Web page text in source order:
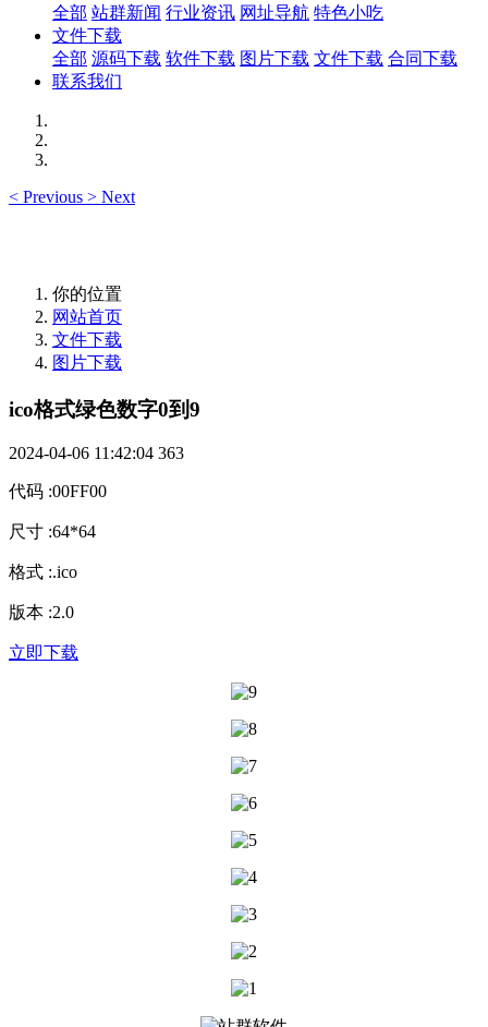
全部 站群新闻 行业资讯 网址导航 特色小吃
文件下载
全部 源码下载 软件下载 图片下载 文件下载 合同下载
联系我们
< Previous > Next
你的位置
网站首页
文件下载
图片下载
ico格式绿色数字0到9
2024-04-06 11:42:04 363
代码 :00FF00
尺寸 :64*64
格式 :.ico
版本 :2.0
立即下载